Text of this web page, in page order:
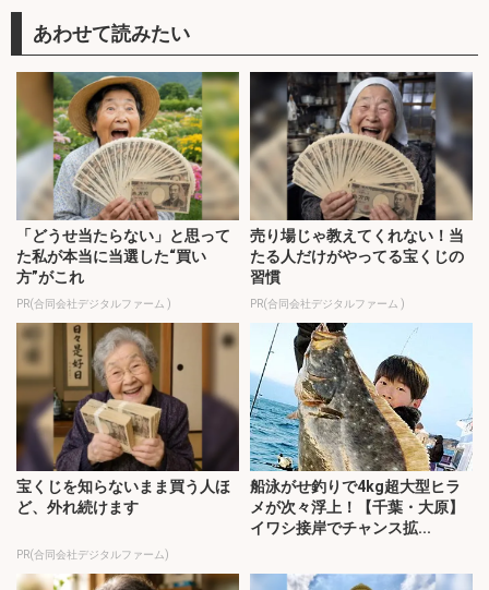
「どうせ当たらない」と思って
た私が本当に当選した“買い
方”がこれ
PR(合同会社デジタルファーム )
売り場じゃ教えてくれない！当
たる人だけがやってる宝くじの
習慣
PR(合同会社デジタルファーム )
宝くじを知らないまま買う人ほ
ど、外れ続けます
PR(合同会社デジタルファーム)
船泳がせ釣りで4kg超大型ヒラ
メが次々浮上！【千葉・大原】
イワシ接岸でチャンス拡...